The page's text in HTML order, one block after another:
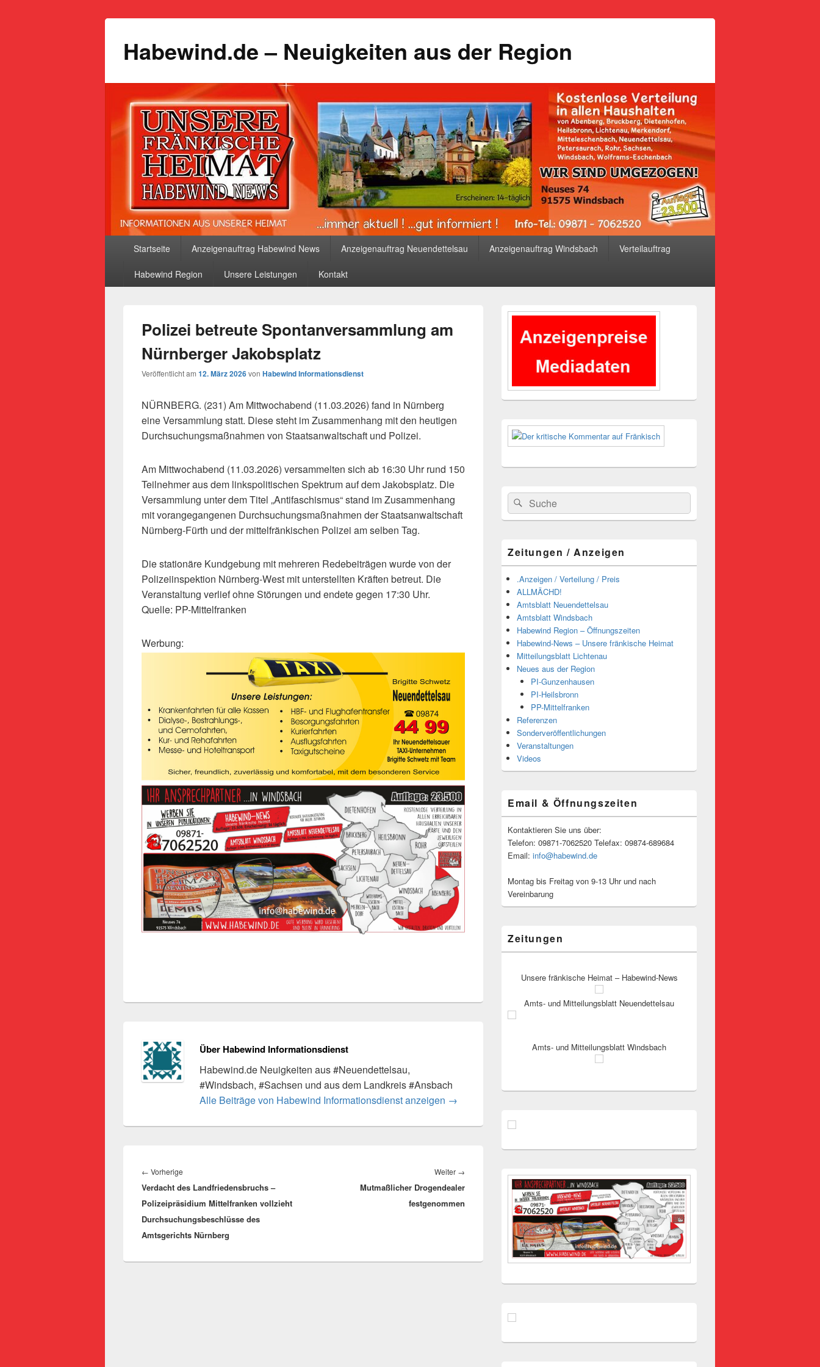
Habewind.de – Neuigkeiten aus der Region
Startseite Anzeigenauftrag Habewind News Anzeigenauftrag Neuendettelsau Anzeigenauftrag Windsbach Verteilauftrag
Habewind Region Unsere Leistungen Kontakt
Polizei betreute Spontanversammlung am
Nürnberger Jakobsplatz
Veröffentlicht am 12. März 2026von Habewind Informationsdienst
NÜRNBERG. (231) Am Mittwochabend (11.03.2026) fand in Nürnberg
eine Versammlung statt. Diese steht im Zusammenhang mit den heutigen
Durchsuchungsmaßnahmen von Staatsanwaltschaft und Polizei.
Am Mittwochabend (11.03.2026) versammelten sich ab 16:30 Uhr rund 150
Teilnehmer aus dem linkspolitischen Spektrum auf dem Jakobsplatz. Die
Versammlung unter dem Titel „Antifaschismus“ stand im Zusammenhang
mit vorangegangenen Durchsuchungsmaßnahmen der Staatsanwaltschaft
Nürnberg-Fürth und der mittelfränkischen Polizei am selben Tag.
Die stationäre Kundgebung mit mehreren Redebeiträgen wurde von der
Polizeiinspektion Nürnberg-West mit unterstellten Kräften betreut. Die
Veranstaltung verlief ohne Störungen und endete gegen 17:30 Uhr.
Quelle: PP-Mittelfranken
Werbung:
Über Habewind Informationsdienst
Habewind.de Neuigkeiten aus #Neuendettelsau,
#Windsbach, #Sachsen und aus dem Landkreis #Ansbach
Alle Beiträge von Habewind Informationsdienst anzeigen →
← Vorherige
Beitrag:
Verdacht des Landfriedensbruchs –
Polizeipräsidium Mittelfranken vollzieht
Durchsuchungsbeschlüsse des
Amtsgerichts Nürnberg
Weiter →
Beitrag:
Mutmaßlicher Drogendealer
festgenommen
Primärer
Widgetbereich
Suchen
nach:
Suchen
Zeitungen / Anzeigen
.Anzeigen / Verteilung / Preis
ALLMÄCHD!
Amtsblatt Neuendettelsau
Amtsblatt Windsbach
Habewind Region – Öffnungszeiten
Habewind-News – Unsere fränkische Heimat
Mitteilungsblatt Lichtenau
Neues aus der Region
PI-Gunzenhausen
PI-Heilsbronn
PP-Mittelfranken
Referenzen
Sonderveröffentlichungen
Veranstaltungen
Videos
Email & Öffnungszeiten
Kontaktieren Sie uns über:
Telefon: 09871-7062520 Telefax: 09874-689684
Email: info@habewind.de
Montag bis Freitag von 9-13 Uhr und nach
Vereinbarung
Zeitungen
Unsere fränkische Heimat – Habewind-News
Amts- und Mitteilungsblatt Neuendettelsau
Amts- und Mitteilungsblatt Windsbach